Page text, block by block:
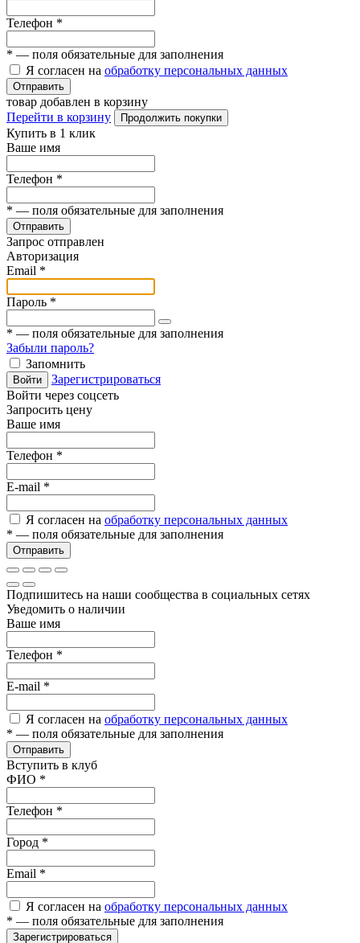
Телефон *
* — поля обязательные для заполнения
Я согласен на обработку персональных данных
Отправить
товар добавлен в корзину
Перейти в корзину
Продолжить покупки
Купить в 1 клик
Ваше имя
Телефон *
* — поля обязательные для заполнения
Отправить
Запрос отправлен
Авторизация
Email *
Пароль *
* — поля обязательные для заполнения
Забыли пароль?
Запомнить
Войти
Зарегистрироваться
Войти через соцсеть
Запросить цену
Ваше имя
Телефон *
E-mail *
Я согласен на обработку персональных данных
* — поля обязательные для заполнения
Отправить
Подпишитесь на наши сообщества в социальных сетях
Уведомить о наличии
Ваше имя
Телефон *
E-mail *
Я согласен на обработку персональных данных
* — поля обязательные для заполнения
Отправить
Вступить в клуб
ФИО *
Телефон *
Город *
Email *
Я согласен на обработку персональных данных
* — поля обязательные для заполнения
Зарегистрироваться